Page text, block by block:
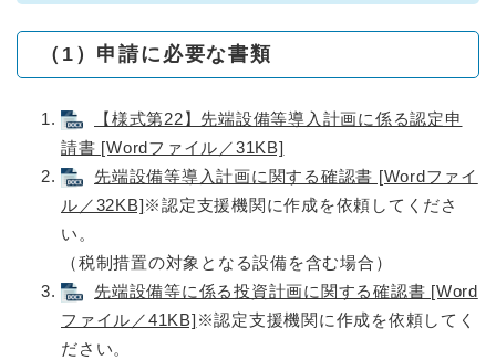
（1）申請に必要な書類
【様式第22】先端設備等導入計画に係る認定申
請書 [Wordファイル／31KB]
先端設備等導入計画に関する確認書 [Wordファイ
ル／32KB]※認定支援機関に作成を依頼してくださ
い。
（税制措置の対象となる設備を含む場合）
先端設備等に係る投資計画に関する確認書 [Word
ファイル／41KB] ※認定支援機関に作成を依頼してく
ださい。